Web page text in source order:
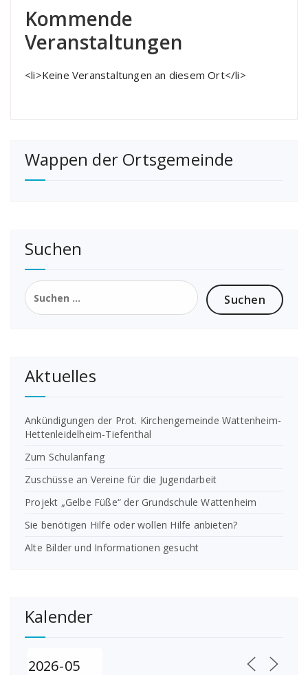
Kommende
Veranstaltungen
<li>Keine Veranstaltungen an diesem Ort</li>
Wappen der Ortsgemeinde
Suchen
Suchen
nach:
Aktuelles
Ankündigungen der Prot. Kirchengemeinde Wattenheim-
Hettenleidelheim-Tiefenthal
Zum Schulanfang
Zuschüsse an Vereine für die Jugendarbeit
Projekt „Gelbe Füße“ der Grundschule Wattenheim
Sie benötigen Hilfe oder wollen Hilfe anbieten?
Alte Bilder und Informationen gesucht
Kalender